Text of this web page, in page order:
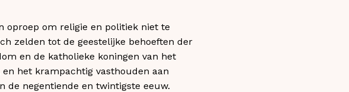
oproep om religie en politiek niet te
zelden tot de geestelijke behoeften der
en de katholieke koningen van het
het krampachtig vasthouden aan
de negentiende en twintigste eeuw.